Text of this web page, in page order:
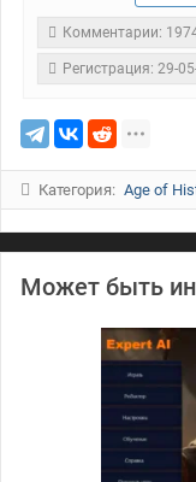
Комментарии:
Регистрация: 29-
Категория: Age of
Может быть